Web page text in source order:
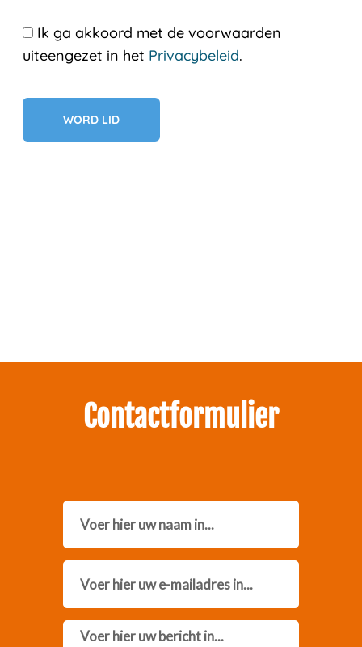
Ik ga akkoord met de voorwaarden
uiteengezet in het Privacybeleid.
Geen val
Contactformulier
Message